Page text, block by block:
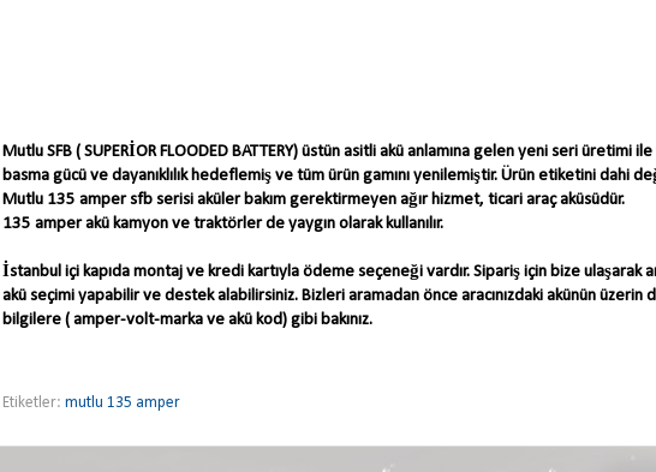
Mutlu SFB ( SUPERİOR FLOODED BATTERY) üstün asitli akü anlamına gelen yeni seri üretimi
basma gücü ve dayanıklılık hedeflemiş ve tüm ürün gamını yenilemiştir. Ürün etiketini dahi
Mutlu 135 amper sfb serisi aküler bakım gerektirmeyen ağır hizmet, ticari araç aküsüdür.
135 amper akü kamyon ve traktörler de yaygın olarak kullanılır.
İstanbul içi kapıda montaj ve kredi kartıyla ödeme seçeneği vardır. Sipariş için bize ulaşarak
akü seçimi yapabilir ve destek alabilirsiniz. Bizleri aramadan önce aracınızdaki akünün üzerin
bilgilere ( amper-volt-marka ve akü kod) gibi bakınız.
Etiketler: mutlu 135 amper